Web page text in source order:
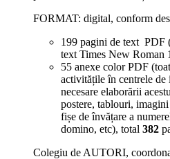
FORMAT: digital, conform
199 pagini de text PDF
text Times New Roman
55 anexe color PDF
activitățile în centrele de
necesare elaborării
postere, tablouri,
fișe de învățare a
domino, etc), total 382
Colegiu de AUTORI,